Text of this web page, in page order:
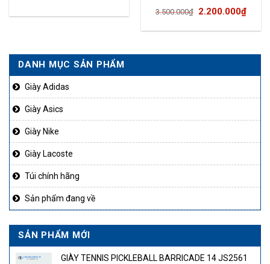
DANH MỤC SẢN PHẨM
Giày Adidas
Giày Asics
Giày Nike
Giày Lacoste
Túi chính hãng
Sản phẩm đang về
SẢN PHẨM MỚI
GIÀY TENNIS PICKLEBALL BARRICADE 14 JS2561
3.500.000₫ Giá
3.500.000₫.
2.200.000₫Giá
là: